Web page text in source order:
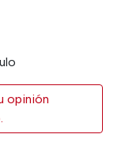
opinión